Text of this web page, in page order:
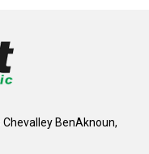
BenAknoun,